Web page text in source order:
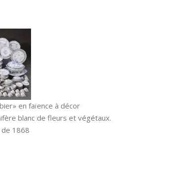
en faïence à décor
blanc de fleurs et végétaux.
1868